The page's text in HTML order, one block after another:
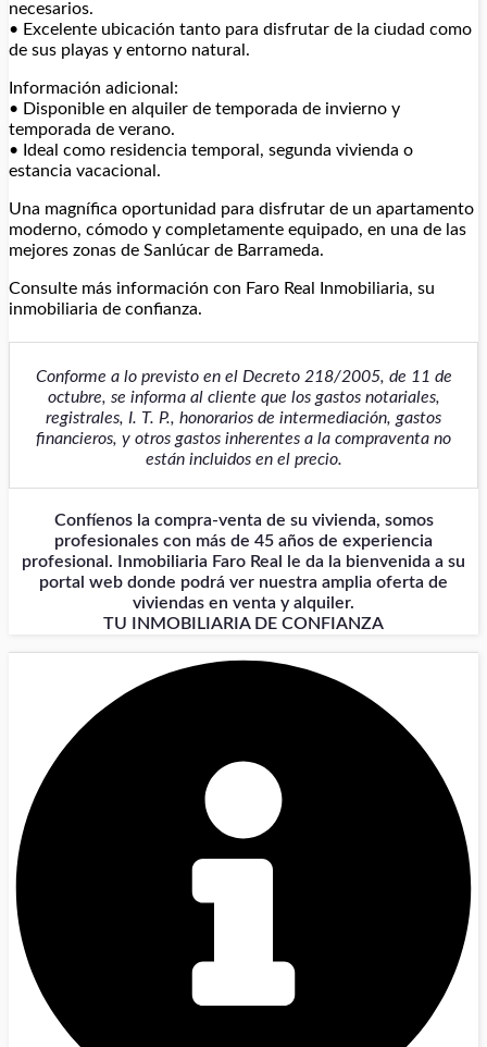
necesarios.
• Excelente ubicación tanto para disfrutar de la ciudad como
de sus playas y entorno natural.
Información adicional:
• Disponible en alquiler de temporada de invierno y
temporada de verano.
• Ideal como residencia temporal, segunda vivienda o
estancia vacacional.
Una magnífica oportunidad para disfrutar de un apartamento
moderno, cómodo y completamente equipado, en una de las
mejores zonas de Sanlúcar de Barrameda.
Consulte más información con Faro Real Inmobiliaria, su
inmobiliaria de confianza.
Conforme a lo previsto en el Decreto 218/2005, de 11 de
octubre, se informa al cliente que los gastos notariales,
registrales, I. T. P., honorarios de intermediación, gastos
financieros, y otros gastos inherentes a la compraventa no
están incluidos en el precio.
Confíenos la compra-venta de su vivienda, somos
profesionales con más de 45 años de experiencia
profesional. Inmobiliaria Faro Real le da la bienvenida a su
portal web donde podrá ver nuestra amplia oferta de
viviendas en venta y alquiler.
TU INMOBILIARIA DE CONFIANZA